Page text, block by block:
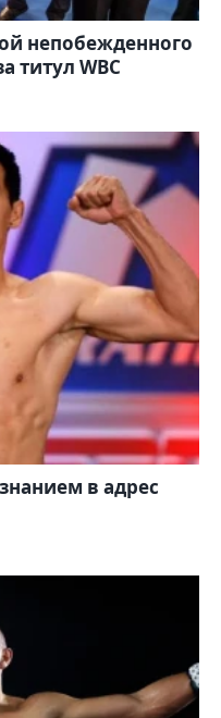
непобежденного
титул WBC
в адрес